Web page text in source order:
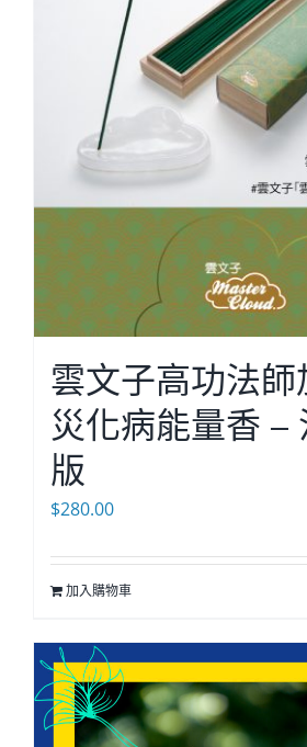
雲文子高功法師
災化病能量香 –
版
$280.00
加入購物車